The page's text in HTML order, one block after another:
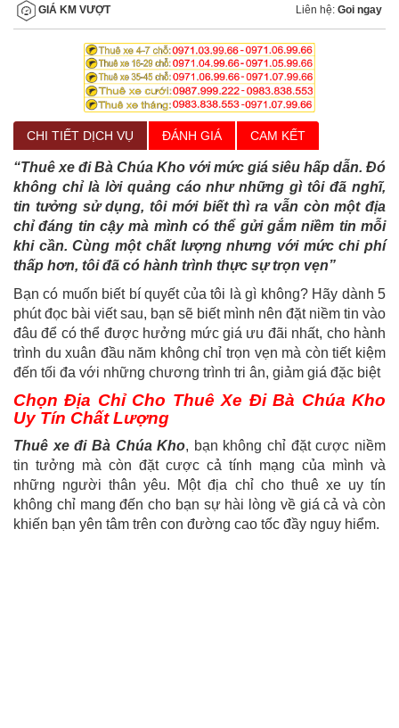
GIÁ KM VƯỢT Liên hệ: Goi ngay
CHI TIẾT DỊCH VỤ ĐÁNH GIÁ CAM KẾT
“Thuê xe đi Bà Chúa Kho với mức giá siêu hấp dẫn. Đó
không chỉ là lời quảng cáo như những gì tôi đã nghĩ,
tin tưởng sử dụng, tôi mới biết thì ra vẫn còn một địa
chỉ đáng tin cậy mà mình có thể gửi gắm niềm tin mỗi
khi cần. Cùng một chất lượng nhưng với mức chi phí
thấp hơn, tôi đã có hành trình thực sự trọn vẹn”
Bạn có muốn biết bí quyết của tôi là gì không? Hãy dành 5
phút đọc bài viết sau, bạn sẽ biết mình nên đặt niềm tin vào
đâu để có thể được hưởng mức giá ưu đãi nhất, cho hành
trình du xuân đầu năm không chỉ trọn vẹn mà còn tiết kiệm
đến tối đa với những chương trình tri ân, giảm giá đặc biệt
Chọn Địa Chỉ Cho Thuê Xe Đi Bà Chúa Kho
Uy Tín Chất Lượng
Thuê xe đi Bà Chúa Kho, bạn không chỉ đặt cược niềm
tin tưởng mà còn đặt cược cả tính mạng của mình và
những người thân yêu. Một địa chỉ cho thuê xe uy tín
không chỉ mang đến cho bạn sự hài lòng về giá cả và còn
khiến bạn yên tâm trên con đường cao tốc đầy nguy hiểm.